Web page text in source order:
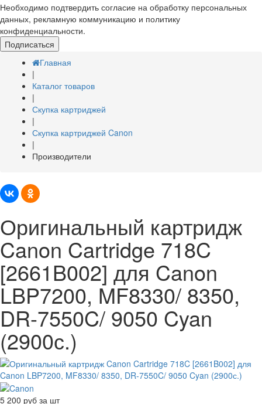
Необходимо подтвердить согласие на обработку персональных
данных, рекламную коммуникацию и политику
конфиденциальности.
Подписаться
Главная
|
Каталог товаров
|
Скупка картриджей
|
Скупка картриджей Canon
|
Производители
Оригинальный картридж
Canon Cartridge 718C
[2661B002] для Canon
LBP7200, MF8330/ 8350,
DR-7550C/ 9050 Cyan
(2900с.)
5 200 руб за шт